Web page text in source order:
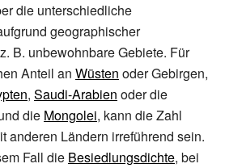
die unterschiedliche
geographischer
B. unbewohnbare Gebiete. Für
Anteil an Wüsten oder Gebirgen,
, Saudi-Arabien oder die
die Mongolei, kann die Zahl
anderen Ländern irreführend sein.
Fall die Besiedlungsdichte, bei